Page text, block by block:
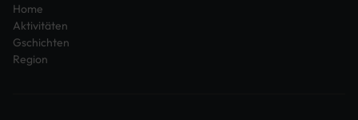
Home
Aktivitäten
Gschichten
Region